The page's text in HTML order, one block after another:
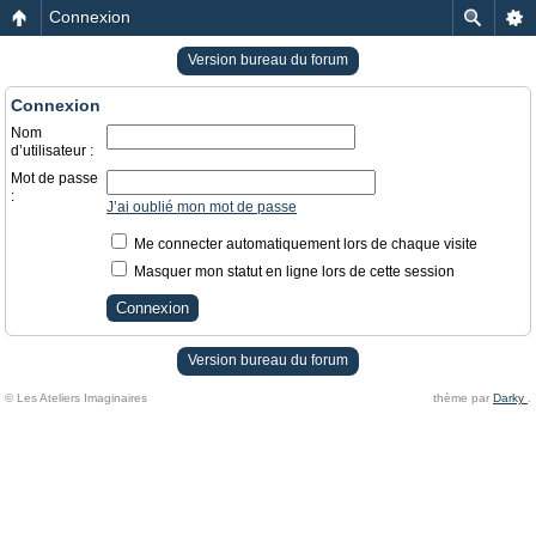
Connexion
Version bureau du forum
Connexion
Nom
d’utilisateur :
Mot de passe
:
J’ai oublié mon mot de passe
Me connecter automatiquement lors de chaque visite
Masquer mon statut en ligne lors de cette session
Version bureau du forum
© Les Ateliers Imaginaires thème par Darky